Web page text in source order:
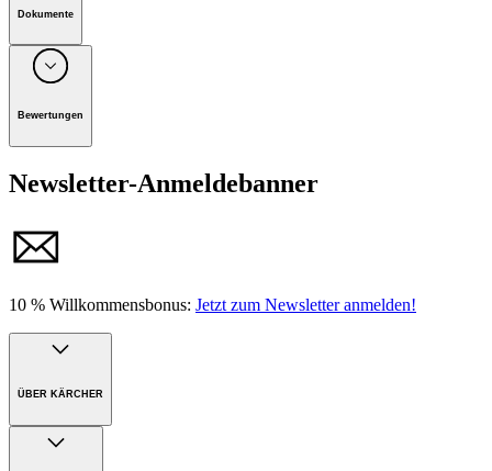
Dokumente
Unternehmen: Alfred Kärcher Vertriebs-GmbH, D-71364
Winnenden
Handbuch
Bewertungen
Newsletter-Anmeldebanner
10 % Willkommensbonus: Jetzt zum Newsletter anmelden!
ÜBER KÄRCHER
Unternehmen